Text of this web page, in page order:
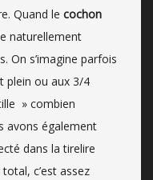
Quand le cochon
naturellement
On s’imagine parfois
plein ou aux 3/4
» combien
avons également
dans la tirelire
c’est assez